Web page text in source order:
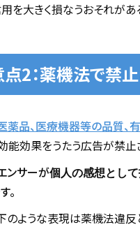
を大きく損なうおそれがあ
2：薬機法で禁
薬品、医療機器等の品質、
能効果をうたう広告が禁止
ンサーが個人の感想として
。
のような表現は薬機法違